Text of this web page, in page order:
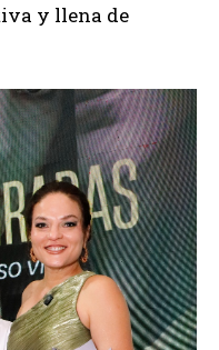
y llena de